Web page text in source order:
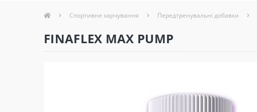
Спортивне харчування Передтренувальні добавки
FINAFLEX MAX PUMP